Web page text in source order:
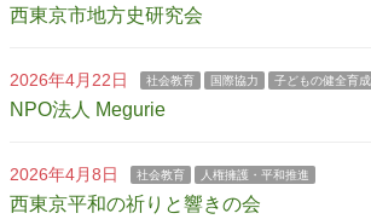
西東京市地方史研究会
2026年4月22日 社会教育 国際協力 子どもの健全育成
NPO法人 Megurie
2026年4月8日 社会教育 人権擁護・平和推進
西東京平和の祈りと響きの会